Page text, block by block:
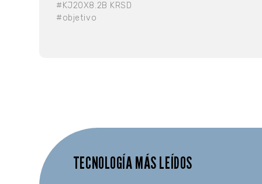
#KJ20X8.2B KRSD
#objetivo
TECNOLOGÍA MÁS LEÍDOS